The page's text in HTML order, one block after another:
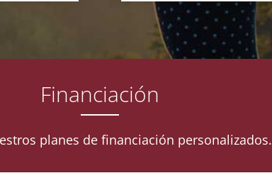
Financiación
planes de financiación personalizados.